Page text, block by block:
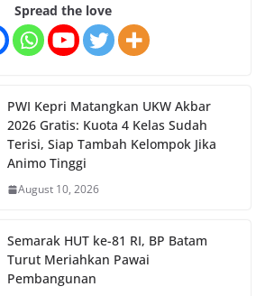
Spread the love
PWI Kepri Matangkan UKW Akbar
2026 Gratis: Kuota 4 Kelas Sudah
Terisi, Siap Tambah Kelompok Jika
Animo Tinggi
August 10, 2026
Semarak HUT ke-81 RI, BP Batam
Turut Meriahkan Pawai
Pembangunan